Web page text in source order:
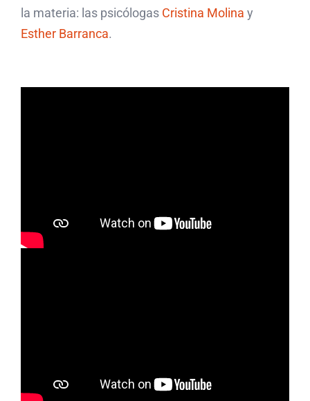
la materia: las psicólogas Cristina Molina y
Esther Barranca.